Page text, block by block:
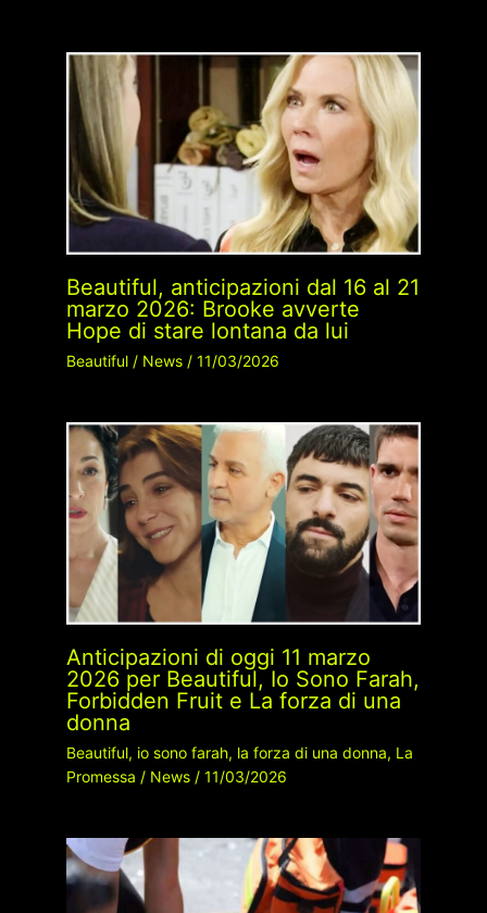
Beautiful, anticipazioni dal 16 al 21
marzo 2026: Brooke avverte
Hope di stare lontana da lui
Beautiful/ News/ 11/03/2026
Anticipazioni di oggi 11 marzo
2026 per Beautiful, Io Sono Farah,
Forbidden Fruit e La forza di una
donna
Beautiful, io sono farah, la forza di una donna, La
Promessa / News/ 11/03/2026